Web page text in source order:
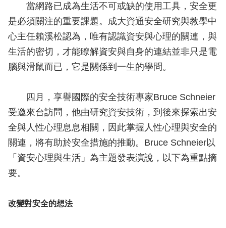
當網路已成為生活不可或缺的使用工具，安全更
是必須關注的重要課題。成大資通安全研究與教學中
心主任賴溪松認為，唯有認識資安與心理的關連，與
生活的密切，才能瞭解資安與自身的連結並非只是電
腦與滑鼠而已，它是關係到一生的學問。
四月，享譽國際的安全技術專家Bruce Schneier
受邀來台訪問，他由研究資安技術，到後來探索出安
全與人性心理息息相關，因此掌握人性心理與安全的
關連，將有助於安全措施的推動。Bruce Schneier以
「資安心理與生活」為主題發表演說，以下為重點摘
要。
改變對安全的想法